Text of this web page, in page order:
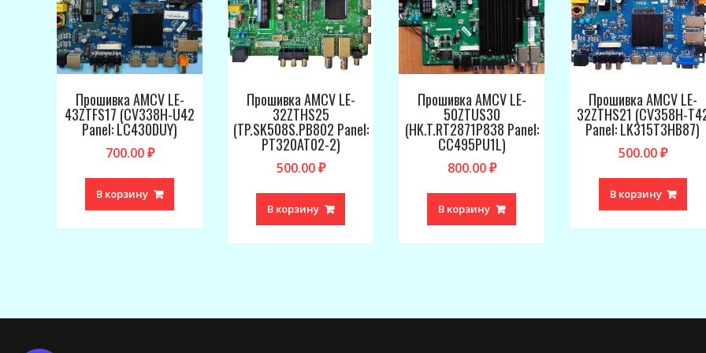
Прошивка AMCV LE-
43ZTFS17 (CV338H-U42
Panel: LC430DUY)
700.00₽
В корзину
Прошивка AMCV LE-
32ZTHS25
(TP.SK508S.PB802 Panel:
PT320AT02-2)
500.00₽
В корзину
Прошивка AMCV LE-
50ZTUS30
(HK.T.RT2871P838 Panel:
CC495PU1L)
800.00₽
В корзину
Прошивка AMCV LE-
32ZTHS21 (CV358H-
Panel: LK315T3HB87)
500.00₽
В корзину